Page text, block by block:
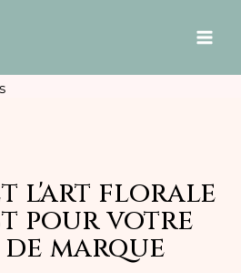
l'art florale
pour votre
marque